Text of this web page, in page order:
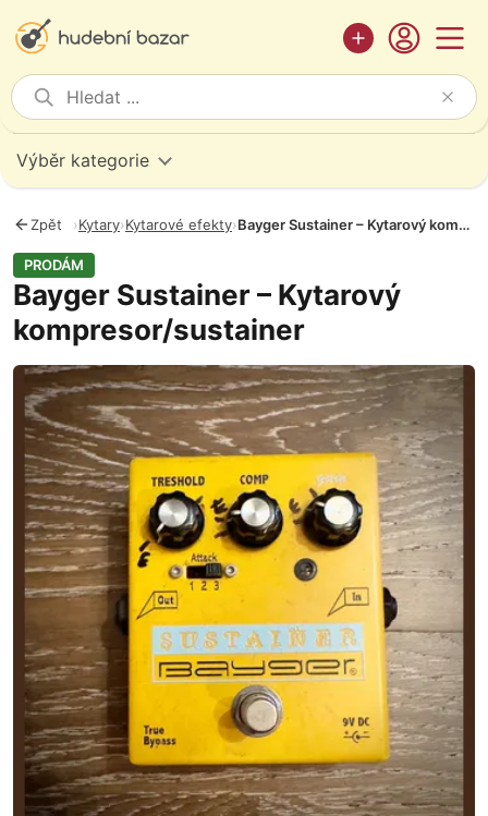
Výběr kategorie
Zpět ›Kytary›Kytarové efekty› Bayger Sustainer – Kytarový kompresor/sustainer
PRODÁM
Bayger Sustainer – Kytarový
kompresor/sustainer
Fotografie